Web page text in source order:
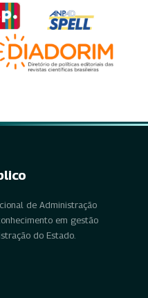
de Administração
em gestão
do Estado.